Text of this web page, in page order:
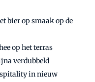
bier op smaak op de
op het terras
verdubbeld
in nieuw